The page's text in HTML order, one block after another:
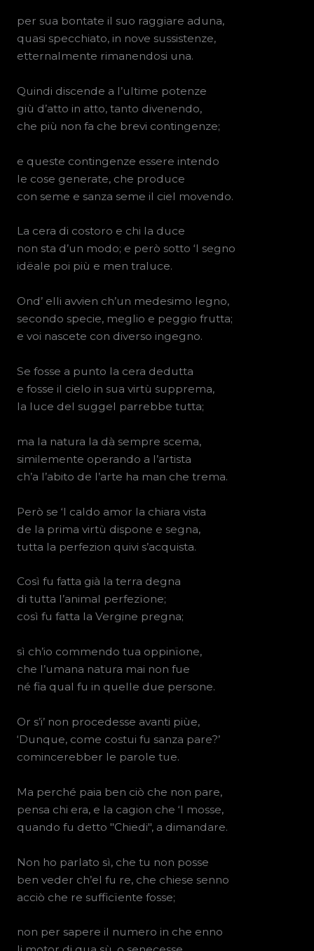
per sua bontate il suo raggiare aduna,
quasi specchiato, in nove sussistenze,
etternalmente rimanendosi una.
Quindi discende a l’ultime potenze
giù d’atto in atto, tanto divenendo,
che più non fa che brevi contingenze;
e queste contingenze essere intendo
le cose generate, che produce
con seme e sanza seme il ciel movendo.
La cera di costoro e chi la duce
non sta d’un modo; e però sotto ‘l segno
idëale poi più e men traluce.
Ond’ elli avvien ch’un medesimo legno,
secondo specie, meglio e peggio frutta;
e voi nascete con diverso ingegno.
Se fosse a punto la cera dedutta
e fosse il cielo in sua virtù supprema,
la luce del suggel parrebbe tutta;
ma la natura la dà sempre scema,
similemente operando a l’artista
ch’a l’abito de l’arte ha man che trema.
Però se ‘l caldo amor la chiara vista
de la prima virtù dispone e segna,
tutta la perfezion quivi s’acquista.
Così fu fatta già la terra degna
di tutta l’animal perfezïone;
così fu fatta la Vergine pregna;
sì ch’io commendo tua oppinïone,
che l’umana natura mai non fue
né fia qual fu in quelle due persone.
Or s’i’ non procedesse avanti piùe,
‘Dunque, come costui fu sanza pare?’
comincerebber le parole tue.
Ma perché paia ben ciò che non pare,
pensa chi era, e la cagion che ‘l mosse,
quando fu detto "Chiedi", a dimandare.
Non ho parlato sì, che tu non posse
ben veder ch’el fu re, che chiese senno
acciò che re sufficïente fosse;
non per sapere il numero in che enno